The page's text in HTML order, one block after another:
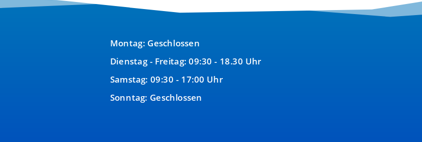
Montag: Geschlossen
Dienstag - Freitag: 09:30 - 18.30 Uhr
Samstag: 09:30 - 17:00 Uhr
Sonntag: Geschlossen